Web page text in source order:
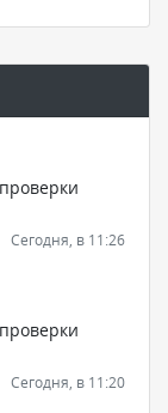
Сегодня, в 11:26
Сегодня, в 11:20